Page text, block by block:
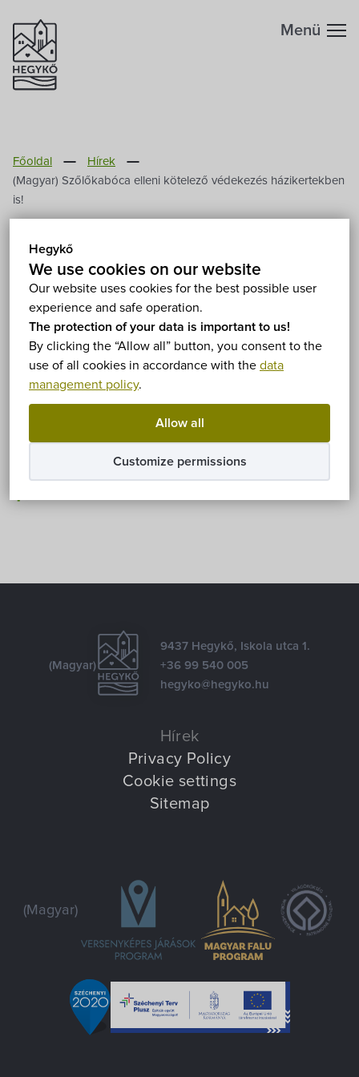
Hegykő
We use cookies on our website
Our website uses cookies for the best possible user
experience and safe operation.
The protection of your data is important to us!
By clicking the “Allow all” button, you consent to the
use of all cookies in accordance with the data
management policy.
Allow all
Customize permissions
Menü
Főoldal
Hírek
(Magyar) Szőlőkabóca elleni kötelező védekezés házikertekben
is!
(Magyar) Szőlőkabóca
elleni kötelező védekezés
házikertekben is!
2026. June 3.
Sorry, this entry is only available in
(Magyar)
9437 Hegykő, Iskola utca 1.
+36 99 540 005
hegyko@hegyko.hu
Hírek
Privacy Policy
Cookie settings
Sitemap
(Magyar)